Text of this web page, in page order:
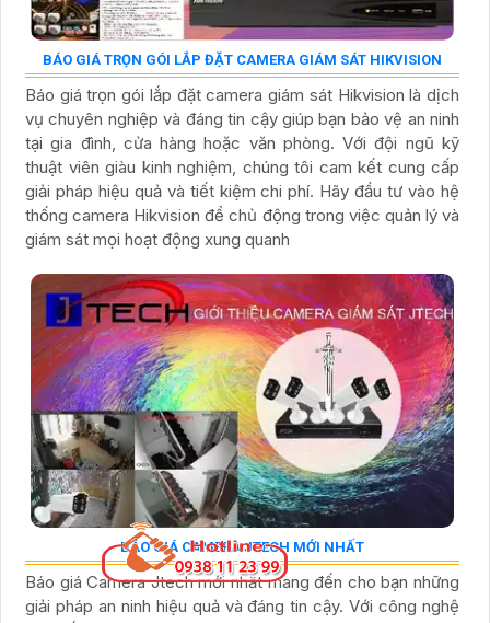
BÁO GIÁ TRỌN GÓI LẮP ĐẶT CAMERA GIÁM SÁT HIKVISION
Báo giá trọn gói lắp đặt camera giám sát Hikvision là dịch
vụ chuyên nghiệp và đáng tin cậy giúp bạn bảo vệ an ninh
tại gia đình, cửa hàng hoặc văn phòng. Với đội ngũ kỹ
thuật viên giàu kinh nghiệm, chúng tôi cam kết cung cấp
giải pháp hiệu quả và tiết kiệm chi phí. Hãy đầu tư vào hệ
thống camera Hikvision để chủ động trong việc quản lý và
giám sát mọi hoạt động xung quanh
BÁO GIÁ CAMERA JTECH MỚI NHẤT
Báo giá Camera Jtech mới nhất mang đến cho bạn những
giải pháp an ninh hiệu quả và đáng tin cậy. Với công nghệ